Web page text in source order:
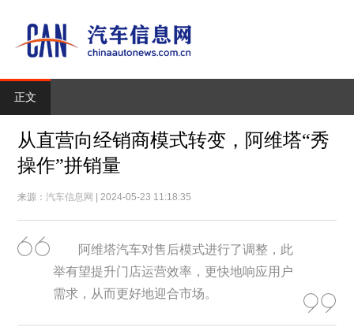
正文
从直营向经销商模式转变，阿维塔“秀
操作”拼销量
来源：汽车信息网 | 2024-05-23 11:18:35
阿维塔汽车对售后模式进行了调整，此
举有望提升门店运营效率，更快地响应用户
需求，从而更好地迎合市场。